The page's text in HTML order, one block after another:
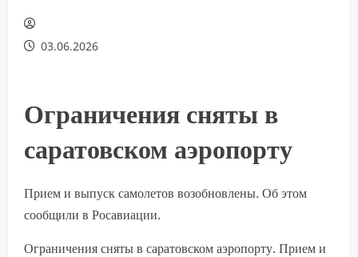
03.06.2026
Ограничения сняты в
саратовском аэропорту
Прием и выпуск самолетов возобновлены. Об этом
сообщили в Росавиации.
Ограничения сняты в саратовском аэропорту. Прием и